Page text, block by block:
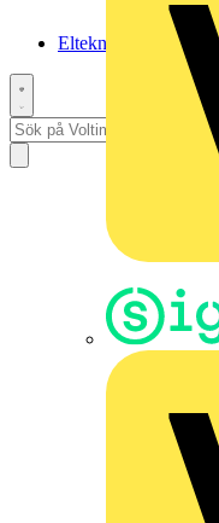
Elteknikpodden